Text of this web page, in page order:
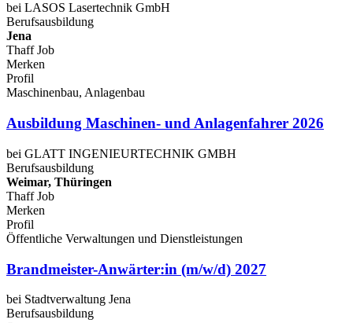
bei LASOS Lasertechnik GmbH
Berufsausbildung
Jena
Thaff Job
Merken
Profil
Maschinenbau, Anlagenbau
Ausbildung Maschinen- und Anlagenfahrer 2026
bei GLATT INGENIEURTECHNIK GMBH
Berufsausbildung
Weimar, Thüringen
Thaff Job
Merken
Profil
Öffentliche Verwaltungen und Dienstleistungen
Brandmeister-Anwärter:in (m/w/d) 2027
bei Stadtverwaltung Jena
Berufsausbildung